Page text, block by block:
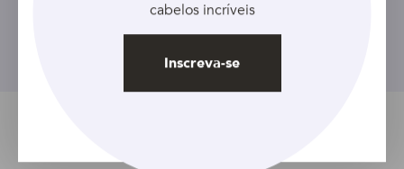
cabelos incríveis
Inscreva-se